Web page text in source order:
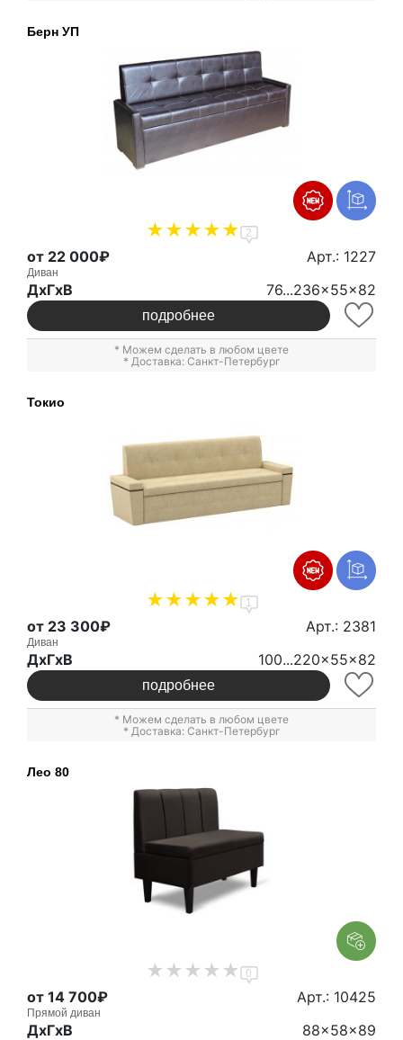
Берн УП
2
от 22 000₽ Арт.: 1227
Диван
ДxГxВ 76...236x55x82
подробнее
* Можем сделать в любом цвете
* Доставка: Санкт-Петербург
Токио
1
от 23 300₽ Арт.: 2381
Диван
ДxГxВ 100...220x55x82
подробнее
* Можем сделать в любом цвете
* Доставка: Санкт-Петербург
Лео 80
0
от 14 700₽ Арт.: 10425
Прямой диван
ДxГxВ 88x58x89